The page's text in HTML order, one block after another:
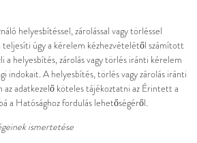
helyesbítéssel, zárolással vagy törléssel
úgy a kérelem kézhezvételétől számított
a helyesbítés, zárolás vagy törlés iránti kérelem
indokait. A helyesbítés, törlés vagy zárolás iránti
az adatkezelő köteles tájékoztatni az Érintett a
a Hatósághoz fordulás lehetőségéről.
ismertetése